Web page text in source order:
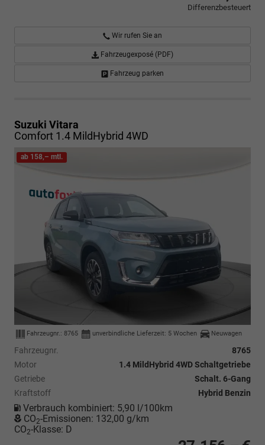
Differenzbesteuert
Wir rufen Sie an
Fahrzeugexposé (PDF)
Fahrzeug parken
Suzuki Vitara
Comfort 1.4 MildHybrid 4WD
Fahrzeugnr.: 8765 unverbindliche Lieferzeit: 5 Wochen Neuwagen
Fahrzeugnr.
8765
Motor
1.4 MildHybrid 4WD Schaltgetriebe
Getriebe
Schalt. 6-Gang
Kraftstoff
Hybrid Benzin
Verbrauch kombiniert: 5,90 l/100km
CO2-Emissionen: 132,00 g/km
CO2-Klasse: D
ab 158,– mtl.